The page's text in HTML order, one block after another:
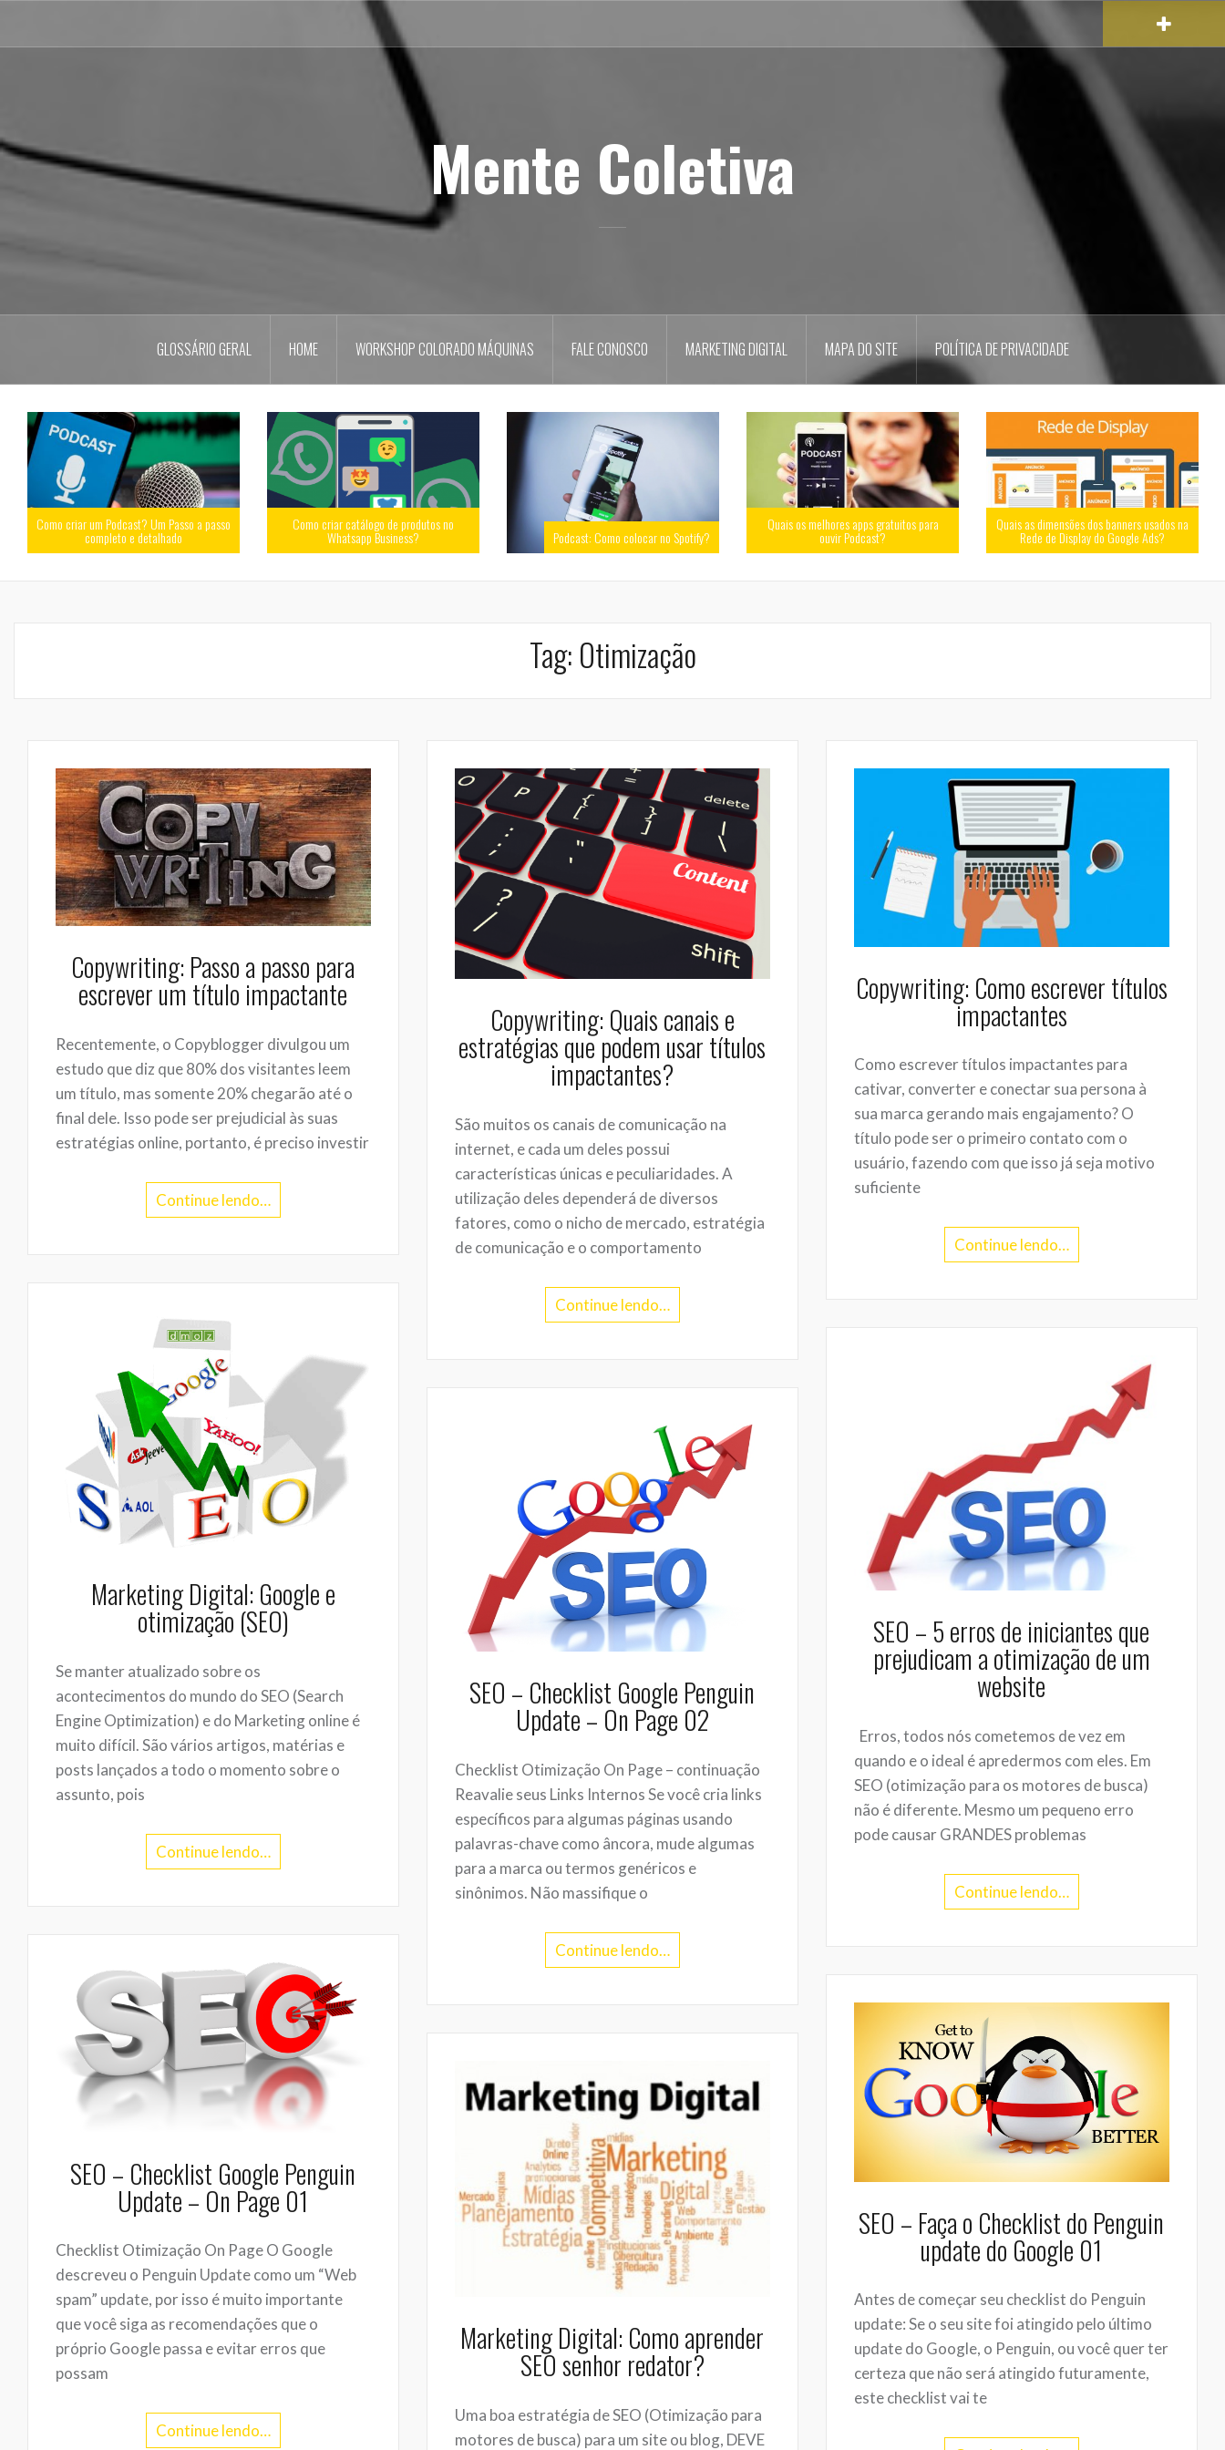
Mente Coletiva
GLOSSÁRIO GERAL HOME WORKSHOP COLORADO MÁQUINAS FALE CONOSCO MARKETING DIGITAL MAPA DO SITE POLÍTICA DE PRIVACIDADE
Como criar um Podcast? Um Passo a passo
completo e detalhado
Como criar catálogo de produtos no
Whatsapp Business? Podcast: Como colocar no Spotify?
Quais os melhores apps gratuitos para
ouvir Podcast?
Quais as dimensões dos banners usados na
Rede de Display do Google Ads?
Tag:Otimização
Copywriting: Passo a passo para
escrever um título impactante
Recentemente, o Copyblogger divulgou um
estudo que diz que 80% dos visitantes leem
um título, mas somente 20% chegarão até o
final dele. Isso pode ser prejudicial às suas
estratégias online, portanto, é preciso investir
Continue lendo…
Copywriting: Quais canais e
estratégias que podem usar títulos
impactantes?
São muitos os canais de comunicação na
internet, e cada um deles possui
características únicas e peculiaridades. A
utilização deles dependerá de diversos
fatores, como o nicho de mercado, estratégia
de comunicação e o comportamento
Continue lendo…
Copywriting: Como escrever títulos
impactantes
Como escrever títulos impactantes para
cativar, converter e conectar sua persona à
sua marca gerando mais engajamento? O
título pode ser o primeiro contato com o
usuário, fazendo com que isso já seja motivo
suficiente
Continue lendo…
Marketing Digital: Google e
otimização (SEO)
Se manter atualizado sobre os
acontecimentos do mundo do SEO (Search
Engine Optimization) e do Marketing online é
muito difícil. São vários artigos, matérias e
posts lançados a todo o momento sobre o
assunto, pois
Continue lendo…
SEO – 5 erros de iniciantes que
prejudicam a otimização de um
website
Erros, todos nós cometemos de vez em
quando e o ideal é apredermos com eles. Em
SEO (otimização para os motores de busca)
não é diferente. Mesmo um pequeno erro
pode causar GRANDES problemas
Continue lendo…
SEO – Checklist Google Penguin
Update – On Page 02
Checklist Otimização On Page – continuação
Reavalie seus Links Internos Se você cria links
específicos para algumas páginas usando
palavras-chave como âncora, mude algumas
para a marca ou termos genéricos e
sinônimos. Não massifique o
Continue lendo…
SEO – Checklist Google Penguin
Update – On Page 01
Checklist Otimização On Page O Google
descreveu o Penguin Update como um “Web
spam” update, por isso é muito importante
que você siga as recomendações que o
próprio Google passa e evitar erros que
possam
Continue lendo…
SEO – Faça o Checklist do Penguin
update do Google 01
Antes de começar seu checklist do Penguin
update: Se o seu site foi atingido pelo último
update do Google, o Penguin, ou você quer ter
certeza que não será atingido futuramente,
este checklist vai te
Marketing Digital: Como aprender
SEO senhor redator?
Uma boa estratégia de SEO (Otimização para
motores de busca) para um site ou blog, DEVE